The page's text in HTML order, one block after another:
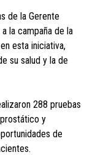
de la Gerente
la campaña de la
esta iniciativa,
su salud y la de
288 pruebas
y
de